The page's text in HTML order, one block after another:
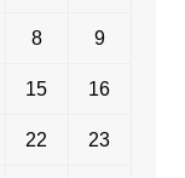
8 9
15 16
22 23